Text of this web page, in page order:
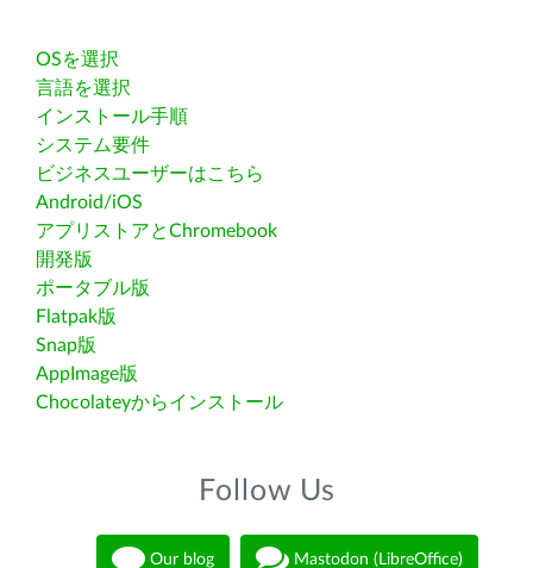
OSを選択
言語を選択
インストール手順
システム要件
ビジネスユーザーはこちら
Android/iOS
アプリストアとChromebook
開発版
ポータブル版
Flatpak版
Snap版
AppImage版
Chocolateyからインストール
Follow Us
Our blog Mastodon (LibreOffice)